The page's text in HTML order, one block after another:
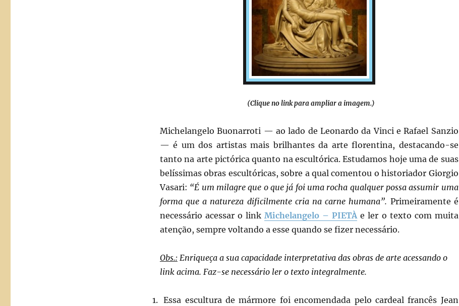
(Clique no link para ampliar a imagem.)
Michelangelo Buonarroti — ao lado de Leonardo da Vinci e Rafael Sanzio
— é um dos artistas mais brilhantes da arte florentina, destacando-se
tanto na arte pictórica quanto na escultórica. Estudamos hoje uma de suas
belíssimas obras escultóricas, sobre a qual comentou o historiador Giorgio
Vasari: “É um milagre que o que já foi uma rocha qualquer possa assumir uma
forma que a natureza dificilmente cria na carne humana”. Primeiramente é
necessário acessar o linkMichelangelo – PIETÀe ler o texto com muita
atenção, sempre voltando a esse quando se fizer necessário.
Obs.: Enriqueça a sua capacidade interpretativa das obras de arte acessando o
link acima. Faz-se necessário ler o texto integralmente.
Essa escultura de mármore foi encomendada pelo cardeal francês Jean